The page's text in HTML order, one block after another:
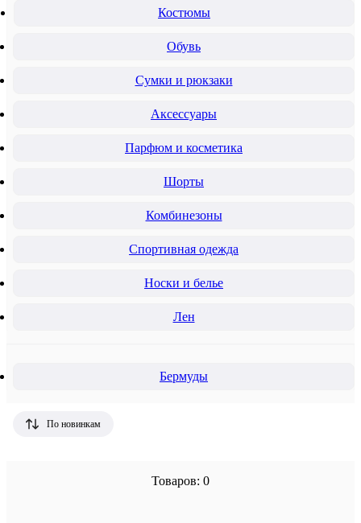
Костюмы
Обувь
Сумки и рюкзаки
Аксессуары
Парфюм и косметика
Шорты
Комбинезоны
Спортивная одежда
Носки и белье
Лен
Бермуды
По новинкам
Товаров: 0